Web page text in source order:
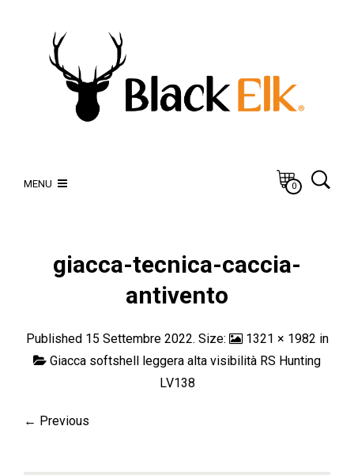
MENU 0
giacca-tecnica-caccia-
antivento
Published 15 Settembre 2022. Size: 1321 × 1982 in
Giacca softshell leggera alta visibilità RS Hunting
LV138
← Previous